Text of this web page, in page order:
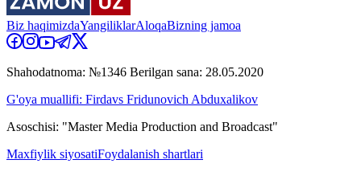
Biz haqimizdaYangiliklarAloqaBizning jamoa
Shahodatnoma: №1346 Berilgan sana: 28.05.2020
G'oya muallifi: Firdavs Fridunovich Abduxalikov
Asoschisi: "Master Media Production and Broadcast"
Maxfiylik siyosatiFoydalanish shartlari